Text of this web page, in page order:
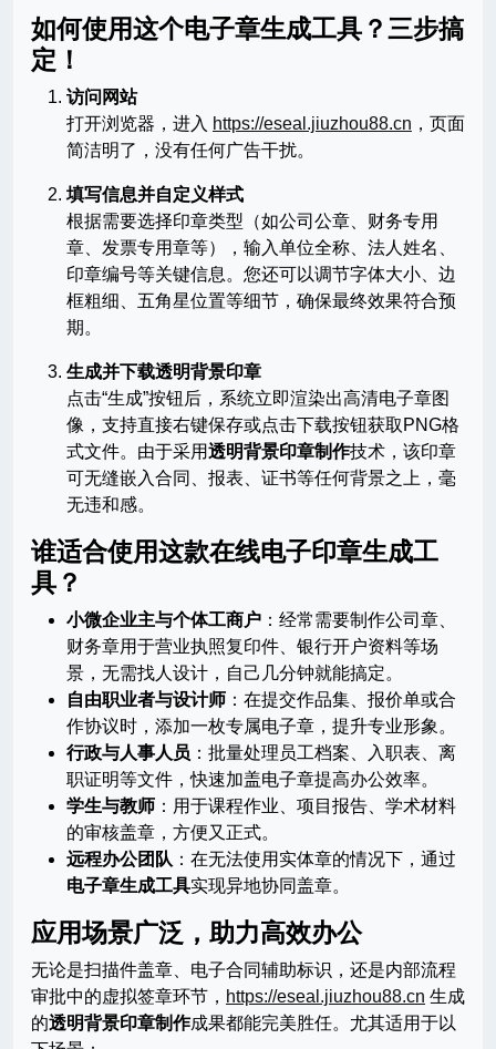
如何使用这个电子章生成工具？三步搞
定！
访问网站
打开浏览器，进入 https://eseal.jiuzhou88.cn ，页面
简洁明了，没有任何广告干扰。
填写信息并自定义样式
根据需要选择印章类型（如公司公章、财务专用
章、发票专用章等），输入单位全称、法人姓名、
印章编号等关键信息。您还可以调节字体大小、边
框粗细、五角星位置等细节，确保最终效果符合预
期。
生成并下载透明背景印章
点击“生成”按钮后，系统立即渲染出高清电子章图
像，支持直接右键保存或点击下载按钮获取PNG格
式文件。由于采用透明背景印章制作技术，该印章
可无缝嵌入合同、报表、证书等任何背景之上，毫
无违和感。
谁适合使用这款在线电子印章生成工
具？
小微企业主与个体工商户 ：经常需要制作公司章、
财务章用于营业执照复印件、银行开户资料等场
景，无需找人设计，自己几分钟就能搞定。
自由职业者与设计师 ：在提交作品集、报价单或合
作协议时，添加一枚专属电子章，提升专业形象。
行政与人事人员 ：批量处理员工档案、入职表、离
职证明等文件，快速加盖电子章提高办公效率。
学生与教师 ：用于课程作业、项目报告、学术材料
的审核盖章，方便又正式。
远程办公团队 ：在无法使用实体章的情况下，通过
电子章生成工具实现异地协同盖章。
应用场景广泛，助力高效办公
无论是扫描件盖章、电子合同辅助标识，还是内部流程
审批中的虚拟签章环节， https://eseal.jiuzhou88.cn 生成
的透明背景印章制作成果都能完美胜任。尤其适用于以